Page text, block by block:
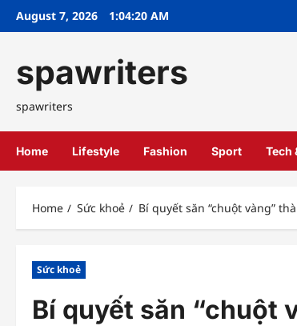
SkipAugust 7, 2026 1:04:21 AM
spawriters
spawriters
Home Lifestyle Fashion Sport Tech
Home Sức khoẻ Bí quyết săn “chuột vàng”
Sức khoẻ
Bí quyết săn “chuột